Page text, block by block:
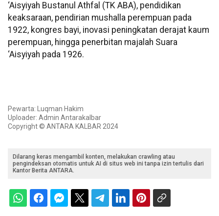
‘Aisyiyah Bustanul Athfal (TK ABA), pendidikan
keaksaraan, pendirian mushalla perempuan pada
1922, kongres bayi, inovasi peningkatan derajat kaum
perempuan, hingga penerbitan majalah Suara
‘Aisyiyah pada 1926.
Pewarta: Luqman Hakim
Uploader: Admin Antarakalbar
Copyright © ANTARA KALBAR 2024
Dilarang keras mengambil konten, melakukan crawling atau
pengindeksan otomatis untuk AI di situs web ini tanpa izin tertulis dari
Kantor Berita ANTARA.